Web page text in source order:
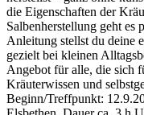
die Eigenschaften der
Salbenherstellung geht
Anleitung stellst du deine
gezielt bei kleinen
Angebot für alle, die sich
Kräuterwissen und
Beginn/Treffpunkt: